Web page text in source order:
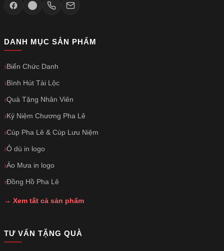
DANH MỤC SẢN PHẨM
Biển Chức Danh
Bình Hút Tài Lộc
Quà Tặng Nhân Viên
Kỷ Niệm Chương Pha Lê
Cúp Pha Lê & Cúp Lưu Niệm
Ô dù in logo
Áo Mưa in logo
Đồng Hồ Pha Lê
→ Xem tất cả sản phẩm
TƯ VẤN TẶNG QUÀ